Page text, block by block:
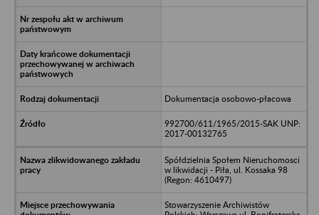
Dokumentacja osobowo-płacowa
992700/611/1965/2015-SAK UNP:
2017-00132765
Spółdzielnia Społem Nieruchomosci
w likwidacji - Piła, ul. Kossaka 98
(Regon: 4610497)
Stowarzyszenie Archiwistów